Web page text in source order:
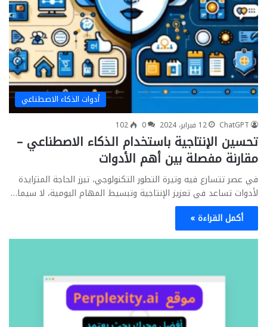
أدوات الذكاء الاصطناعي
ChatGPT 12 فبراير، 2024 0
102
تحسين الإنتاجية باستخدام الذكاء الاصطناعي –
مقارنة مفصلة بين أهم الأدوات
في عصر تتسارع فيه وتيرة التطور التكنولوجي، تبرز الحاجة المتزايدة
لأدوات تساعد في تعزيز الإنتاجية وتبسيط المهام اليومية، لا سيما…
أكمل القراءة »